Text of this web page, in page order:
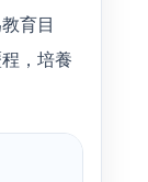
育目
，培養